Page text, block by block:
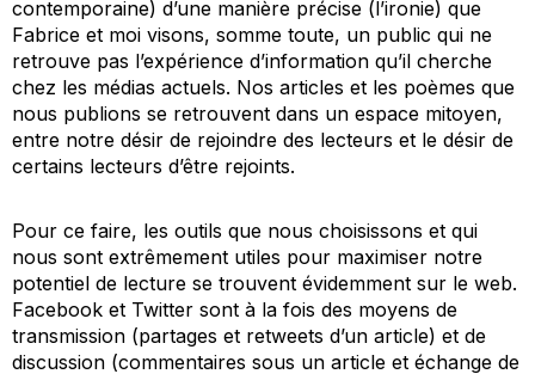
contemporaine) d’une manière précise (l’ironie) que
Fabrice et moi visons, somme toute, un public qui ne
retrouve pas l’expérience d’information qu’il cherche
chez les médias actuels. Nos articles et les poèmes que
nous publions se retrouvent dans un espace mitoyen,
entre notre désir de rejoindre des lecteurs et le désir de
certains lecteurs d’être rejoints.
Pour ce faire, les outils que nous choisissons et qui
nous sont extrêmement utiles pour maximiser notre
potentiel de lecture se trouvent évidemment sur le web.
Facebook et Twitter sont à la fois des moyens de
transmission (partages et retweets d’un article) et de
discussion (commentaires sous un article et échange de